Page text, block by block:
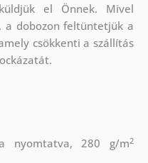
el Önnek. Mivel
a dobozon feltüntetjük a
csökkenti a szállítás
nyomtatva, 280 g/m2